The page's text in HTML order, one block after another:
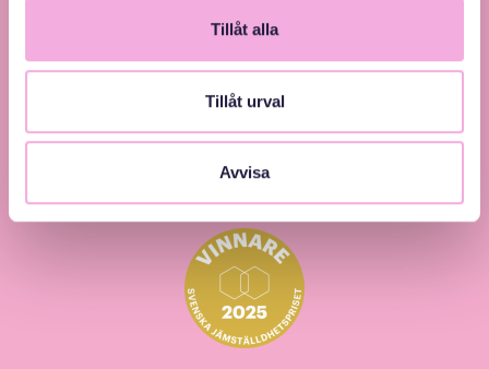
Tillåt alla
Tillåt urval
Avvisa